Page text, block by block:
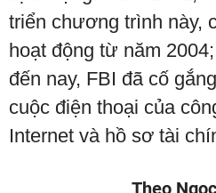
triển chương trình này,
hoạt động từ năm
đến nay, FBI đã cố
cuộc điện thoại của
Internet và hồ sơ tài
Theo